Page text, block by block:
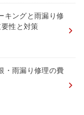
キングと雨漏り修
性と対策
・雨漏り修理の費